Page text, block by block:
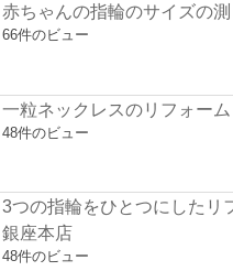
赤ちゃんの指輪のサイズの
66件のビュー
一粒ネックレスのリフォー
48件のビュー
3つの指輪をひとつにしたリ
銀座本店
48件のビュー